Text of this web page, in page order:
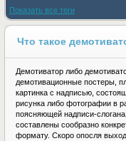
Показать все теги
Что такое
Демотиватор либо
демотивационные постеры,
картинка с надписью,
рисунка либо фотографии в
поясняющей надписи-
составлены сообразно
формату. Скоро опосля